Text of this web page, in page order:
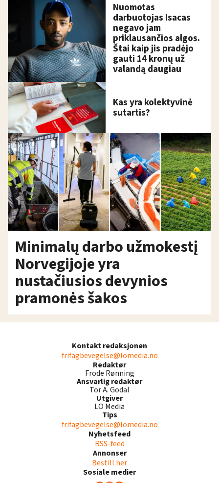
Nuomotas
darbuotojas Isacas
negavo jam
priklausančios algos.
Štai kaip jis pradėjo
gauti 14 kronų už
valandą daugiau
Kas yra kolektyvinė
sutartis?
Minimalų darbo užmokestį
Norvegijoje yra
nustačiusios devynios
pramonės šakos
Kontakt redaksjonen
frifagbevegelse@lomedia.no
Redaktør
Frode Rønning
Ansvarlig redaktør
Tor A. Godal
Utgiver
LO Media
Tips
frifagbevegelse@lomedia.no
Nyhetsfeed
RSS-feed
Annonser
Bestill her
Sosiale medier